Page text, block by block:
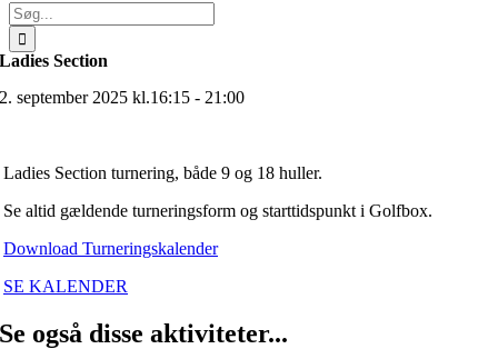
Søg
efter:
Ladies Section
2. september 2025 kl.16:15 - 21:00
Ladies Section turnering, både 9 og 18 huller.
Se altid gældende turneringsform og starttidspunkt i Golfbox.
Download Turneringskalender
SE KALENDER
Se også disse aktiviteter...